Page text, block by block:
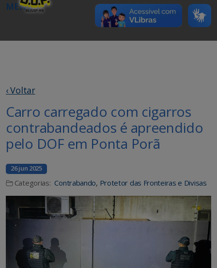
MENU
‹ Voltar
Carro carregado com cigarros
contrabandeados é apreendido
pelo DOF em Ponta Porã
26 jun 2025
Categorias: Contrabando, Protetor das Fronteiras e Divisas